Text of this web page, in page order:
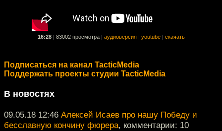
16:28 83002 просмотра аудиоверсия youtube скачать
Подписаться на канал TacticMedia
Поддержать проекты студии TacticMedia
В новостях
09.05.18 12:46 Алексей Исаев про нашу Победу и
бесславную кончину фюрера, комментарии: 10